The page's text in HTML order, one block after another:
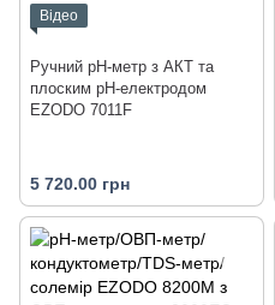
Відео
Ручний pH-метр з АКТ та
плоским рН-електродом
EZODO 7011F
5 720.00 грн